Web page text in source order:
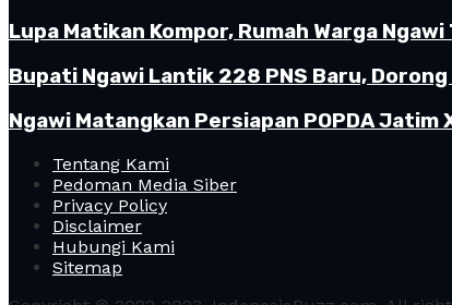
Lupa Matikan Kompor, Rumah Warga
Bupati Ngawi Lantik 228 PNS Baru,
Ngawi Matangkan Persiapan POPDA
Tentang Kami
Pedoman Media Siber
Privacy Policy
Disclaimer
Hubungi Kami
Sitemap